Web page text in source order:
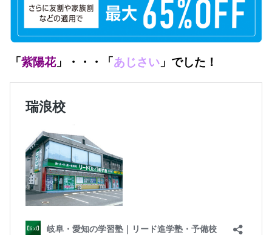
「紫陽花」・・・「あじさい 」でした！